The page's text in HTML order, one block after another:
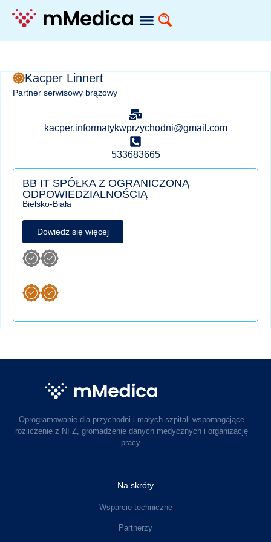
Kacper Linnert
Partner serwisowy brązowy
kacper.informatykwprzychodni@gmail.com
533683665
BB IT SPÓŁKA Z OGRANICZONĄ
ODPOWIEDZIALNOŚCIĄ
Bielsko-Biała
Dowiedz się więcej
Oprogramowanie dla przychodni i małych szpitali wspomagające
rozliczenie z NFZ, gromadzenie danych medycznych i organizację
pracy.
Na skróty
Wsparcie techniczne
Partnerzy